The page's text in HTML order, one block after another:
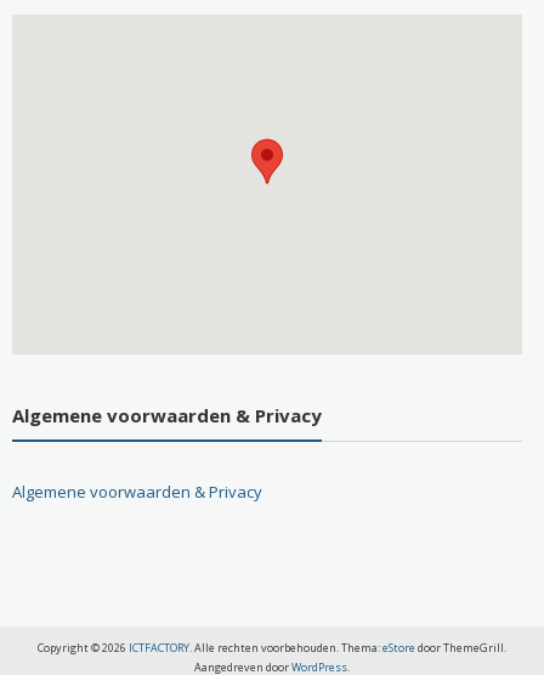
Algemene voorwaarden & Privacy
Algemene voorwaarden & Privacy
Copyright © 2026 ICTFACTORY. Alle rechten voorbehouden. Thema:eStore door ThemeGrill.
Aangedreven doorWordPress.